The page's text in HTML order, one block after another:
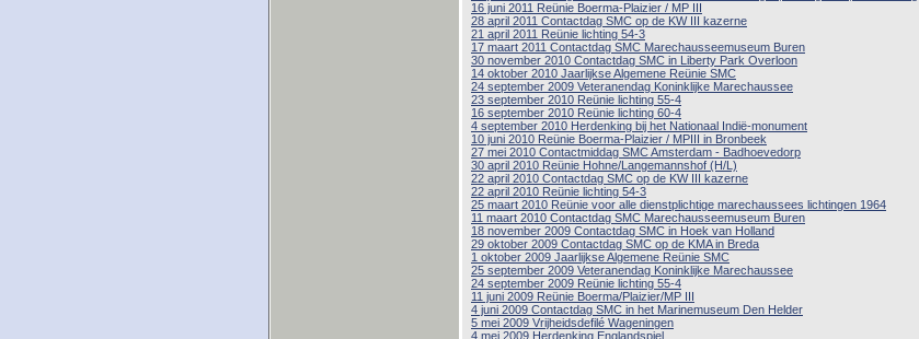
16 juni 2011 Reünie Boerma-Plaizier / MP III
28 april 2011 Contactdag SMC op de KW III kazerne
21 april 2011 Reünie lichting 54-3
17 maart 2011 Contactdag SMC Marechausseemuseum Buren
30 november 2010 Contactdag SMC in Liberty Park Overloon
14 oktober 2010 Jaarlijkse Algemene Reünie SMC
24 september 2009 Veteranendag Koninklijke Marechaussee
23 september 2010 Reünie lichting 55-4
16 september 2010 Reünie lichting 60-4
4 september 2010 Herdenking bij het Nationaal Indië-monument
10 juni 2010 Reünie Boerma-Plaizier / MPIII in Bronbeek
27 mei 2010 Contactmiddag SMC Amsterdam - Badhoevedorp
30 april 2010 Reünie Hohne/Langemannshof (H/L)
22 april 2010 Contactdag SMC op de KW III kazerne
22 april 2010 Reünie lichting 54-3
25 maart 2010 Reünie voor alle dienstplichtige marechaussees lichtingen 1964
11 maart 2010 Contactdag SMC Marechausseemuseum Buren
18 november 2009 Contactdag SMC in Hoek van Holland
29 oktober 2009 Contactdag SMC op de KMA in Breda
1 oktober 2009 Jaarlijkse Algemene Reünie SMC
25 september 2009 Veteranendag Koninklijke Marechaussee
24 september 2009 Reünie lichting 55-4
11 juni 2009 Reünie Boerma/Plaizier/MP III
4 juni 2009 Contactdag SMC in het Marinemuseum Den Helder
5 mei 2009 Vrijheidsdefilé Wageningen
4 mei 2009 Herdenking Englandspiel